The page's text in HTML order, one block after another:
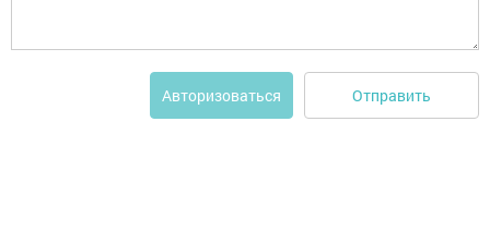
Авторизоваться Отправить